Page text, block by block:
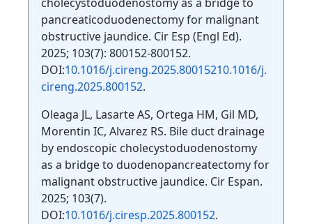
pancreaticoduodenectomy for malignant
obstructive jaundice. Cir Esp (Engl Ed).
2025; 103(7): 800152-800152.
DOI:10.1016/j.cireng.2025.80015210.1016/j.
cireng.2025.800152.
Oleaga JL, Lasarte AS, Ortega HM, Gil MD,
Morentin IC, Alvarez RS. Bile duct drainage
by endoscopic cholecystoduodenostomy
as a bridge to duodenopancreatectomy for
malignant obstructive jaundice. Cir Espan.
2025; 103(7).
DOI:10.1016/j.ciresp.2025.800152.